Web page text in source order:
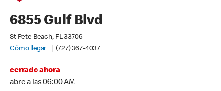
6855 Gulf Blvd
St Pete Beach, FL 33706
Cómo llegar
(727) 367-4037
cerrado ahora
abre a las 06:00 AM